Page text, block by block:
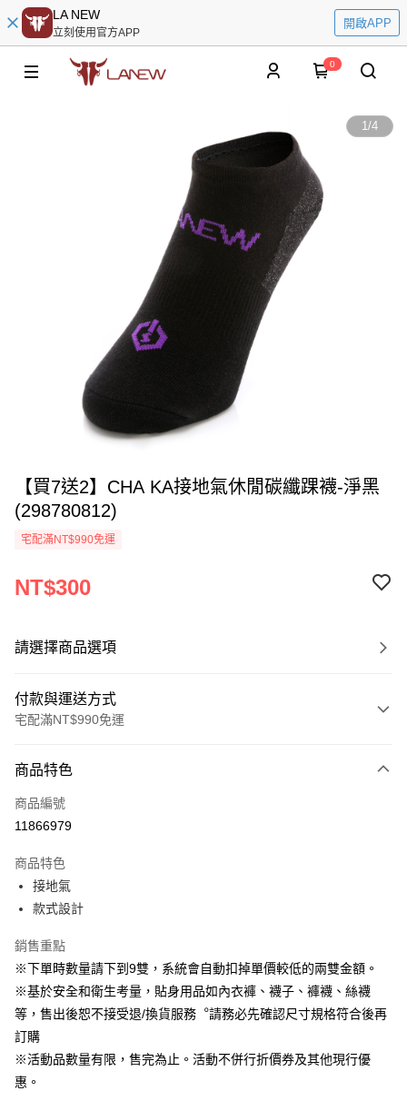
LA NEW
立刻使用官方APP
開啟APP
0
1/4
【買7送2】CHA KA接地氣休閒碳纖踝襪-淨黑
(298780812)
宅配滿NT$990免運
NT$300
請選擇商品選項
付款與運送方式
宅配滿NT$990免運
信用卡一次付款
LINE Pay
悠遊付
Google Pay
全盈+PAY
ATM付款
宅配
每筆NT$80，滿NT$990(含以上)免運費
商品特色
商品編號
11866979
商品特色
接地氣
款式設計
銷售重點
※下單時數量請下到9雙，系統會自動扣掉單價較低的兩雙金額。
※基於安全和衛生考量，貼身用品如內衣褲、襪子、褲襪、絲襪
等，售出後恕不接受退/換貨服務︒請務必先確認尺寸規格符合後再
訂購
※活動品數量有限，售完為止。活動不併行折價券及其他現行優
惠。